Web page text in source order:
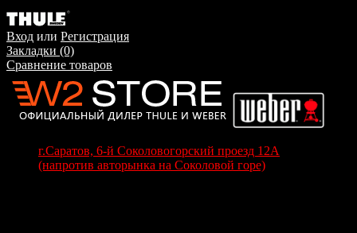
Вход или Регистрация
Закладки (0)
Сравнение товаров
г.Саратов, 6-й Соколовогорский проезд 12А
(напротив авторынка на Соколовой горе)